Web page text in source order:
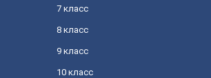
7 класс
8 класс
9 класс
10 класс